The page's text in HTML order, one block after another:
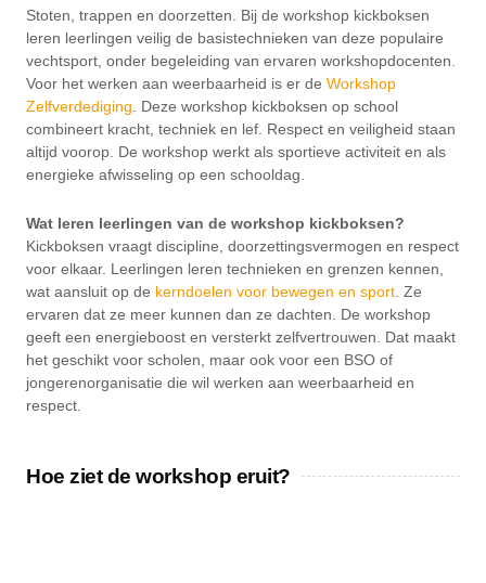
Stoten, trappen en doorzetten. Bij de workshop kickboksen
leren leerlingen veilig de basistechnieken van deze populaire
vechtsport, onder begeleiding van ervaren workshopdocenten.
Voor het werken aan weerbaarheid is er de Workshop
Zelfverdediging . Deze workshop kickboksen op school
combineert kracht, techniek en lef. Respect en veiligheid staan
altijd voorop. De workshop werkt als sportieve activiteit en als
energieke afwisseling op een schooldag.
Wat leren leerlingen van de workshop kickboksen?
Kickboksen vraagt discipline, doorzettingsvermogen en respect
voor elkaar. Leerlingen leren technieken en grenzen kennen,
wat aansluit op de kerndoelen voor bewegen en sport. Ze
ervaren dat ze meer kunnen dan ze dachten. De workshop
geeft een energieboost en versterkt zelfvertrouwen. Dat maakt
het geschikt voor scholen, maar ook voor een BSO of
jongerenorganisatie die wil werken aan weerbaarheid en
respect.
Hoe ziet de workshop eruit?